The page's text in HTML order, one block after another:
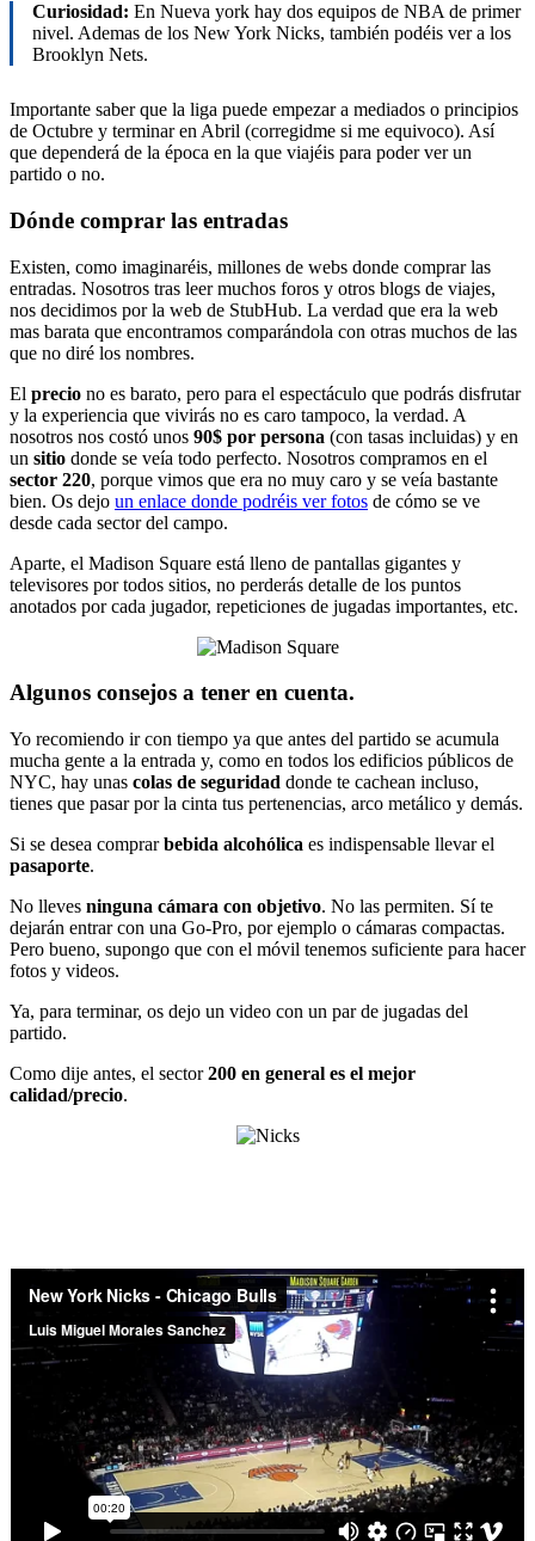
Curiosidad: En Nueva york hay dos equipos de NBA de primer
nivel. Ademas de los New York Nicks, también podéis ver a los
Brooklyn Nets.
Importante saber que la liga puede empezar a mediados o principios
de Octubre y terminar en Abril (corregidme si me equivoco). Así
que dependerá de la época en la que viajéis para poder ver un
partido o no.
Dónde comprar las entradas
Existen, como imaginaréis, millones de webs donde comprar las
entradas. Nosotros tras leer muchos foros y otros blogs de viajes,
nos decidimos por la web de StubHub. La verdad que era la web
mas barata que encontramos comparándola con otras muchos de las
que no diré los nombres.
El precio no es barato, pero para el espectáculo que podrás disfrutar
y la experiencia que vivirás no es caro tampoco, la verdad. A
nosotros nos costó unos 90$ por persona (con tasas incluidas) y en
un sitio donde se veía todo perfecto. Nosotros compramos en el
sector 220, porque vimos que era no muy caro y se veía bastante
bien. Os dejo un enlace donde podréis ver fotos de cómo se ve
desde cada sector del campo.
Aparte, el Madison Square está lleno de pantallas gigantes y
televisores por todos sitios, no perderás detalle de los puntos
anotados por cada jugador, repeticiones de jugadas importantes, etc.
Algunos consejos a tener en cuenta.
Yo recomiendo ir con tiempo ya que antes del partido se acumula
mucha gente a la entrada y, como en todos los edificios públicos de
NYC, hay unas colas de seguridad donde te cachean incluso,
tienes que pasar por la cinta tus pertenencias, arco metálico y demás.
Si se desea comprarbebida alcohólica es indispensable llevar el
pasaporte.
No lleves ninguna cámara con objetivo. No las permiten. Sí te
dejarán entrar con una Go-Pro, por ejemplo o cámaras compactas.
Pero bueno, supongo que con el móvil tenemos suficiente para hacer
fotos y videos.
Ya, para terminar, os dejo un video con un par de jugadas del
partido.
Como dije antes, el sector200 en general es el mejor
calidad/precio.